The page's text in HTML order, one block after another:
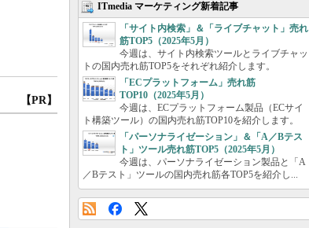
【PR】
ITmedia マーケティング新着記事
「サイト内検索」＆「ライブチャット」売れ
筋TOP5（2025年5月）
今週は、サイト内検索ツールとライブチャッ
トの国内売れ筋TOP5をそれぞれ紹介します。
「ECプラットフォーム」売れ筋
TOP10（2025年5月）
今週は、ECプラットフォーム製品（ECサイ
ト構築ツール）の国内売れ筋TOP10を紹介します。
「パーソナライゼーション」＆「A／Bテス
ト」ツール売れ筋TOP5（2025年5月）
今週は、パーソナライゼーション製品と「A
／Bテスト」ツールの国内売れ筋各TOP5を紹介し...